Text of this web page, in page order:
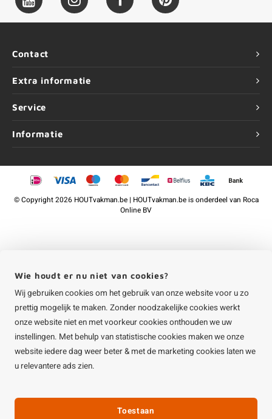
Contact
Extra informatie
Service
Informatie
©Copyright2026 HOUTvakman.be | HOUTvakman.be is onderdeel van Roca
Online BV
Wie houdt er nu niet van cookies?
Wij gebruiken cookies om het gebruik van onze website voor u zo
prettig mogelijk te maken. Zonder noodzakelijke cookies werkt
onze website niet en met voorkeur cookies onthouden we uw
instellingen. Met behulp van statistische cookies maken we onze
website iedere dag weer beter & met de marketing cookies laten we
u relevantere ads zien.
Toestaan